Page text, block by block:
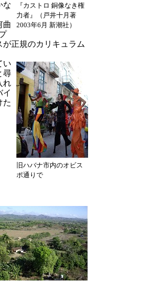
『カストロ 銅像なき権
力者』（戸井十月著
2003年6月 新潮社）
な
曲
正規のカリキュラム
旧ハバナ市内のオビス
ポ通りで
い
尋
れ
イ
た